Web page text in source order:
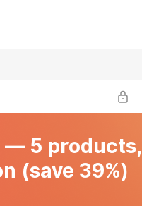
— 5 products,
(save 39%)